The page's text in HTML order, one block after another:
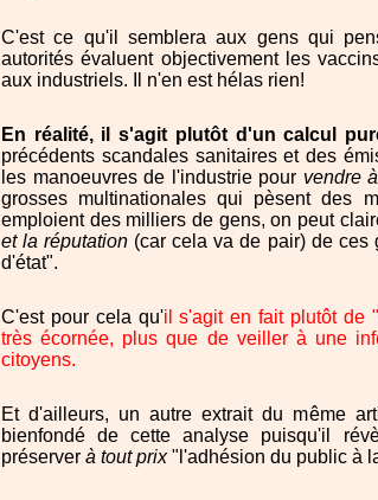
C'est ce qu'il semblera aux gens qui
autorités évaluent objectivement les
aux industriels. Il n'en est hélas rien!
En réalité, il s'agit plutôt d'un calcul
précédents scandales sanitaires et des
les manoeuvres de l'industrie pour vendre
grosses multinationales qui pèsent des
emploient des milliers de gens, on peut
et la réputation (car cela va de pair) de ces
d'état".
C'est pour cela qu'il s'agit en fait plutôt de
très écornée, plus que de veiller à une
citoyens.
Et d'ailleurs, un autre extrait du même
bienfondé de cette analyse puisqu'il
préserver à tout prix"l'adhésion du public à